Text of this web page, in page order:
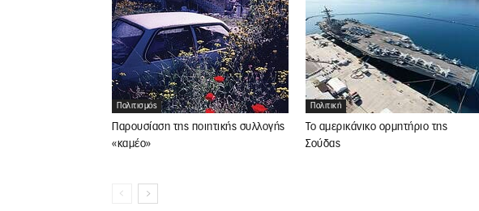
Πολιτισμός
Παρουσίαση της ποιητικής συλλογής
«καμέο»
Πολιτική
Το αμερικάνικο ορμητήριο της
Σούδας